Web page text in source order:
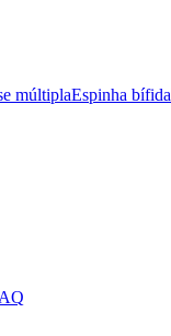
múltiplaEspinha bífida